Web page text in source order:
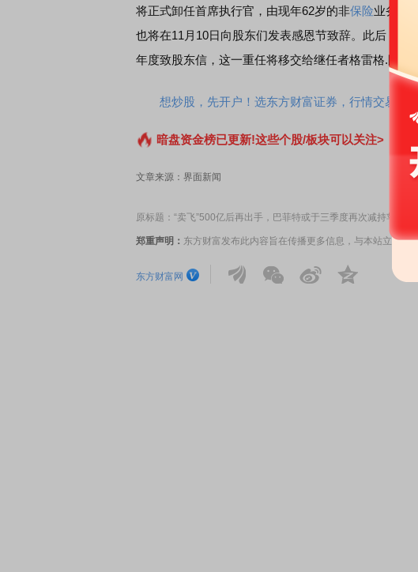
将正式卸任首席执行官，由现年62岁的非保险业务负
也将在11月10日向股东们发表感恩节致辞。此后，巴
年度致股东信，这一重任将移交给继任者格雷格.阿贝
想炒股，先开户！选东方财富证券，行情交易一
暗盘资金榜已更新!这些个股/板块可以关注>
文章来源：界面新闻
原标题：“卖飞”500亿后再出手，巴菲特或于三季度再次减持苹果股票
郑重声明： 东方财富发布此内容旨在传播更多信息，与本站立场无
东方财富网